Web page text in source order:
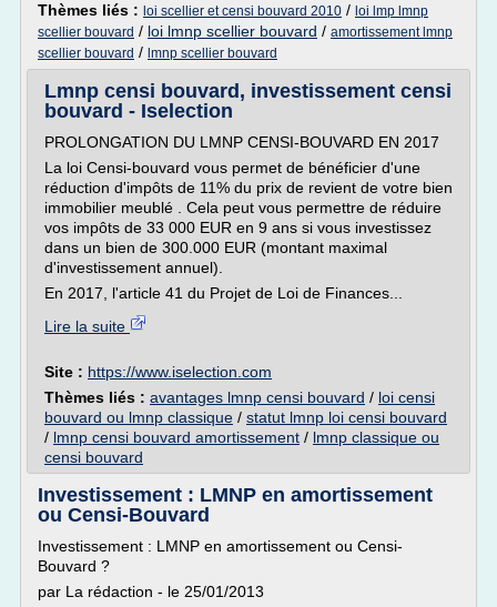
Thèmes liés : loi scellier et censi bouvard 2010 / loi lmp lmnp
scellier bouvard / loi lmnp scellier bouvard / amortissement lmnp
scellier bouvard / lmnp scellier bouvard
Lmnp censi bouvard, investissement censi
bouvard - Iselection
PROLONGATION DU LMNP CENSI-BOUVARD EN 2017
La loi Censi-bouvard vous permet de bénéficier d'une
réduction d'impôts de 11% du prix de revient de votre bien
immobilier meublé . Cela peut vous permettre de réduire
vos impôts de 33 000 EUR en 9 ans si vous investissez
dans un bien de 300.000 EUR (montant maximal
d'investissement annuel).
En 2017, l'article 41 du Projet de Loi de Finances...
Lire la suite
Site : https://www.iselection.com
Thèmes liés : avantages lmnp censi bouvard / loi censi
bouvard ou lmnp classique / statut lmnp loi censi bouvard
/ lmnp censi bouvard amortissement / lmnp classique ou
censi bouvard
Investissement : LMNP en amortissement
ou Censi-Bouvard
Investissement : LMNP en amortissement ou Censi-
Bouvard ?
par La rédaction - le 25/01/2013